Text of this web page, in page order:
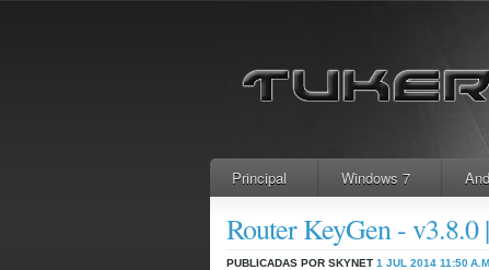
Principal Windows 7
Router KeyGen -
PUBLICADAS POR SKYNET 1 JUL 2014 11:50 A.M.